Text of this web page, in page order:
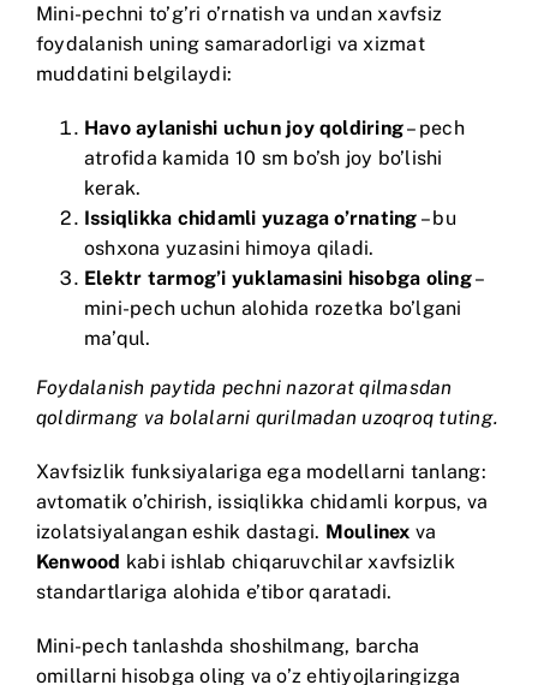
Mini-pechni to’g’ri o’rnatish va undan xavfsiz
foydalanish uning samaradorligi va xizmat
muddatini belgilaydi:
Havo aylanishi uchun joy qoldiring– pech
atrofida kamida 10 sm bo’sh joy bo’lishi
kerak.
Issiqlikka chidamli yuzaga o’rnating – bu
oshxona yuzasini himoya qiladi.
Elektr tarmog’i yuklamasini hisobga oling–
mini-pech uchun alohida rozetka bo’lgani
ma’qul.
Foydalanish paytida pechni nazorat qilmasdan
qoldirmang va bolalarni qurilmadan uzoqroq tuting.
Xavfsizlik funksiyalariga ega modellarni tanlang:
avtomatik o’chirish, issiqlikka chidamli korpus, va
izolatsiyalangan eshik dastagi. Moulinex va
Kenwood kabi ishlab chiqaruvchilar xavfsizlik
standartlariga alohida e’tibor qaratadi.
Mini-pech tanlashda shoshilmang, barcha
omillarni hisobga oling va o’z ehtiyojlaringizga